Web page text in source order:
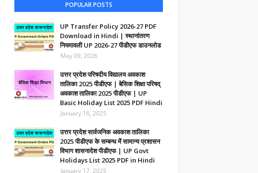
POPULAR POSTS
UP Transfer Policy 2026-27 PDF
Download in Hindi | स्थानांतरण
नियमावली UP 2026-27 पीडीएफ डाउनलोड
May 09, 2026
उत्तर प्रदेश परिषदीय विद्यालय अवकाश
तालिका 2025 पीडीएफ | बेसिक शिक्षा परिषद्
अवकाश तालिका 2025 पीडीएफ | UP
Basic Holiday List 2025 PDF Hindi
January 16, 2025
उत्तर प्रदेश सार्वजनिक अवकाश तालिका
2025 पीडीएफ के सम्बन्ध में सामान्य प्रशासन
विभाग शासनादेश पीडीएफ | UP Govt
Holidays List 2025 PDF in Hindi
January 17, 2025